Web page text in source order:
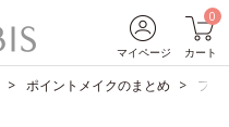
マイページ
0
カート
ポイントメイクのまとめ フェ